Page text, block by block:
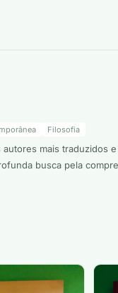
Filosofia
autores mais traduzidos
busca pela